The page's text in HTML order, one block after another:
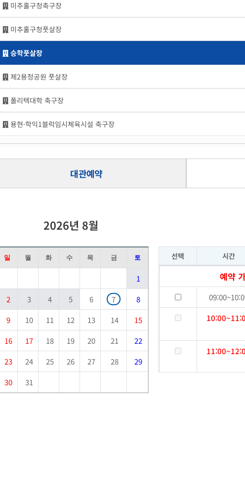
미추홀구청축구장
미추홀구청풋살장
승학풋살장
제2용정공원 풋살장
폴리텍대학 축구장
용현·학익1블럭임시체육시설 축구장
대관예약
2026년 8월
일 월 화 수 목 금 토
1
2
3 4 5 6 7
8
9
10 11 12 13 14
15
16
17 18 19 20 21
22
23
24 25 26 27 28
29
30
31
선택 시간
예약